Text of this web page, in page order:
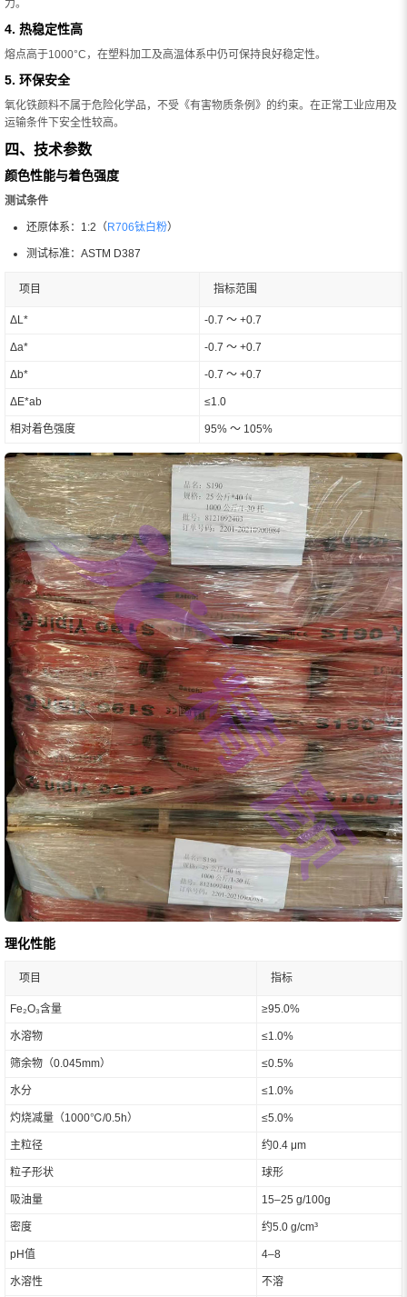
力。
4. 热稳定性高
熔点高于1000°C，在塑料加工及高温体系中仍可保持良好稳定性。
5. 环保安全
氧化铁颜料不属于危险化学品，不受《有害物质条例》的约束。在正常工业应用及
运输条件下安全性较高。
四、技术参数
颜色性能与着色强度
测试条件
还原体系：1:2（R706钛白粉）
测试标准：ASTM D387
项目 指标范围
ΔL* -0.7 ～ +0.7
Δa* -0.7 ～ +0.7
Δb* -0.7 ～ +0.7
ΔE*ab ≤1.0
相对着色强度 95% ～ 105%
理化性能
项目 指标
Fe₂O₃含量 ≥95.0%
水溶物 ≤1.0%
筛余物（0.045mm） ≤0.5%
水分 ≤1.0%
灼烧减量（1000℃/0.5h） ≤5.0%
主粒径 约0.4 μm
粒子形状 球形
吸油量 15–25 g/100g
密度 约5.0 g/cm³
pH值 4–8
水溶性 不溶